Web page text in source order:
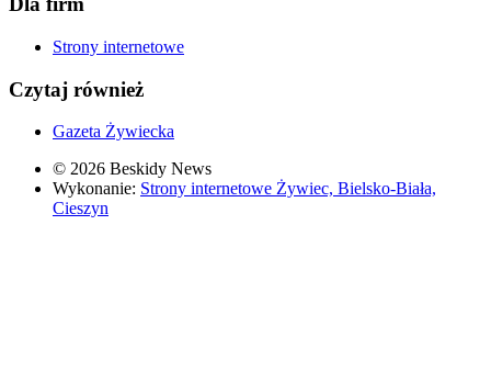
Strony internetowe
Czytaj również
Gazeta Żywiecka
© 2026 Beskidy News
Wykonanie: Strony internetowe Żywiec, Bielsko-Biała,
Cieszyn